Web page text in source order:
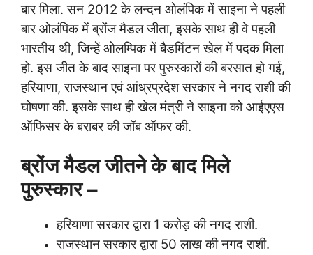
बार मिला. सन 2012 के लन्दन ओलंपिक में साइना ने पहली
बार ओलंपिक में ब्रोंज मैडल जीता, इसके साथ ही वे पहली
भारतीय थी, जिन्हें ओलम्पिक में बैडमिंटन खेल में पदक मिला
हो. इस जीत के बाद साइना पर पुरुस्कारों की बरसात हो गई,
हरियाणा, राजस्थान एवं आंध्रप्रदेश सरकार ने नगद राशी की
घोषणा की. इसके साथ ही खेल मंत्री ने साइना को आईएएस
ऑफिसर के बराबर की जॉब ऑफर की.
ब्रोंज मैडल जीतने के बाद मिले
पुरुस्कार –
हरियाणा सरकार द्वारा 1 करोड़ की नगद राशी.
राजस्थान सरकार द्वारा 50 लाख की नगद राशी.